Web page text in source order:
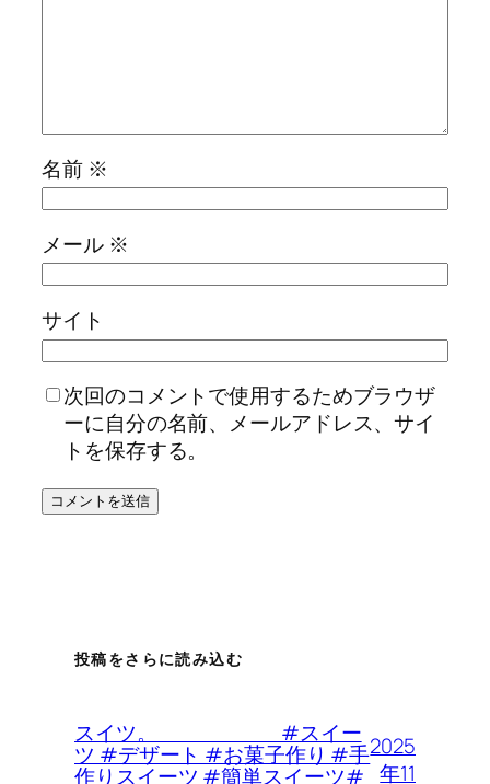
名前 ※
メール ※
サイト
次回のコメントで使用するためブラウザ
ーに自分の名前、メールアドレス、サイ
トを保存する。
投稿をさらに読み込む
スイツ。 #スイー
ツ #デザート #お菓子作り #手
作りスイーツ #簡単スイーツ#
2025
年11